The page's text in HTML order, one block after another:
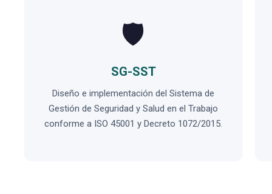
🛡️
SG-SST
Diseño e implementación del Sistema de
Gestión de Seguridad y Salud en el Trabajo
conforme a ISO 45001 y Decreto 1072/2015.